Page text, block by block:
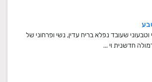
100 טבעי וטבעוני שעובד נפלא בריח עדין, נשי ופרחוני של
חדשנית וי ...